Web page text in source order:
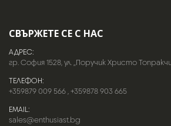
СВЪРЖЕТЕ СЕ С НАС
АДРЕС:
гр. София 1528, ул. „Поручик Христо
ТЕЛЕФОН:
+359879 009 566,+359878 903 665
EMAIL:
sales@enthusiast.bg